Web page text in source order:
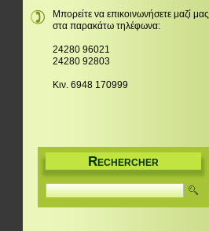
Μπορείτε να επικοινωνήσετε μαζί μας
στα παρακάτω τηλέφωνα:
24280 96021
24280 92803
Κιν. 6948 170999
RECHERCHER